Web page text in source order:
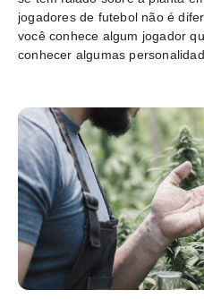
jogadores de futebol não é
você conhece algum jogador
conhecer algumas